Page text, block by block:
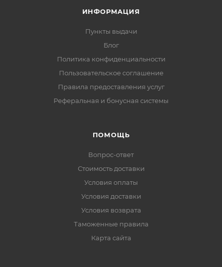
ИНФОРМАЦИЯ
Пункты выдачи
Блог
Политика конфиденциальности
Пользовательское соглашение
Правила предоставления услуг
Реферальная и бонусная системы
ПОМОЩЬ
Вопрос-ответ
Стоимость доставки
Условия оплаты
Условия доставки
Условия возврата
Таможенные правила
Карта сайта